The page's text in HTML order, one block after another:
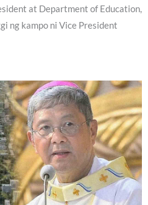
at Department of Education,
ng kampo ni Vice President